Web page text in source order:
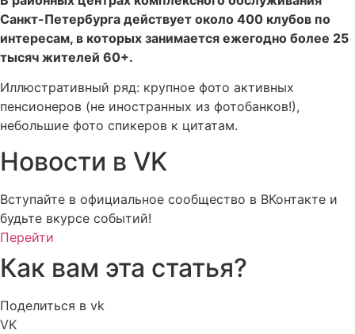
Санкт-Петербурга действует около 400 клубов по
интересам, в которых занимается ежегодно более 25
тысяч жителей 60+.
Иллюстративный ряд: крупное фото активных
пенсионеров (не иностранных из фотобанков!),
небольшие фото спикеров к цитатам.
Новости в VK
Вступайте в официальное сообщество в ВКонтакте и
будьте вкурсе событий!
Перейти
Как вам эта статья?
Поделиться в vk
VK